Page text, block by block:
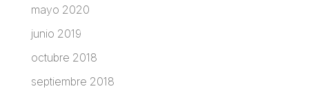
mayo 2020
junio 2019
octubre 2018
septiembre 2018